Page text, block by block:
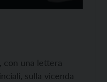
con una lettera
sulla vicenda